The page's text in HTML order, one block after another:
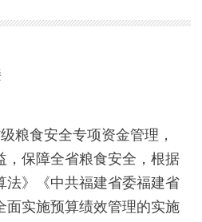
食安全专项资金管理，
，保障全省粮食安全，根据
法》《中共福建省委福建省
面实施预算绩效管理的实施